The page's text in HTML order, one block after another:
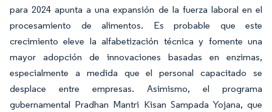
para 2024 apunta a una expansión de la fuerza laboral en el
procesamiento de alimentos. Es probable que este
crecimiento eleve la alfabetización técnica y fomente una
mayor adopción de innovaciones basadas en enzimas,
especialmente a medida que el personal capacitado se
desplace entre empresas. Asimismo, el programa
gubernamental Pradhan Mantri Kisan Sampada Yojana, que